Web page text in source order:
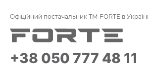
Офіційний постачальник ТМ FORTE в Україні
+38 050 777 48 11